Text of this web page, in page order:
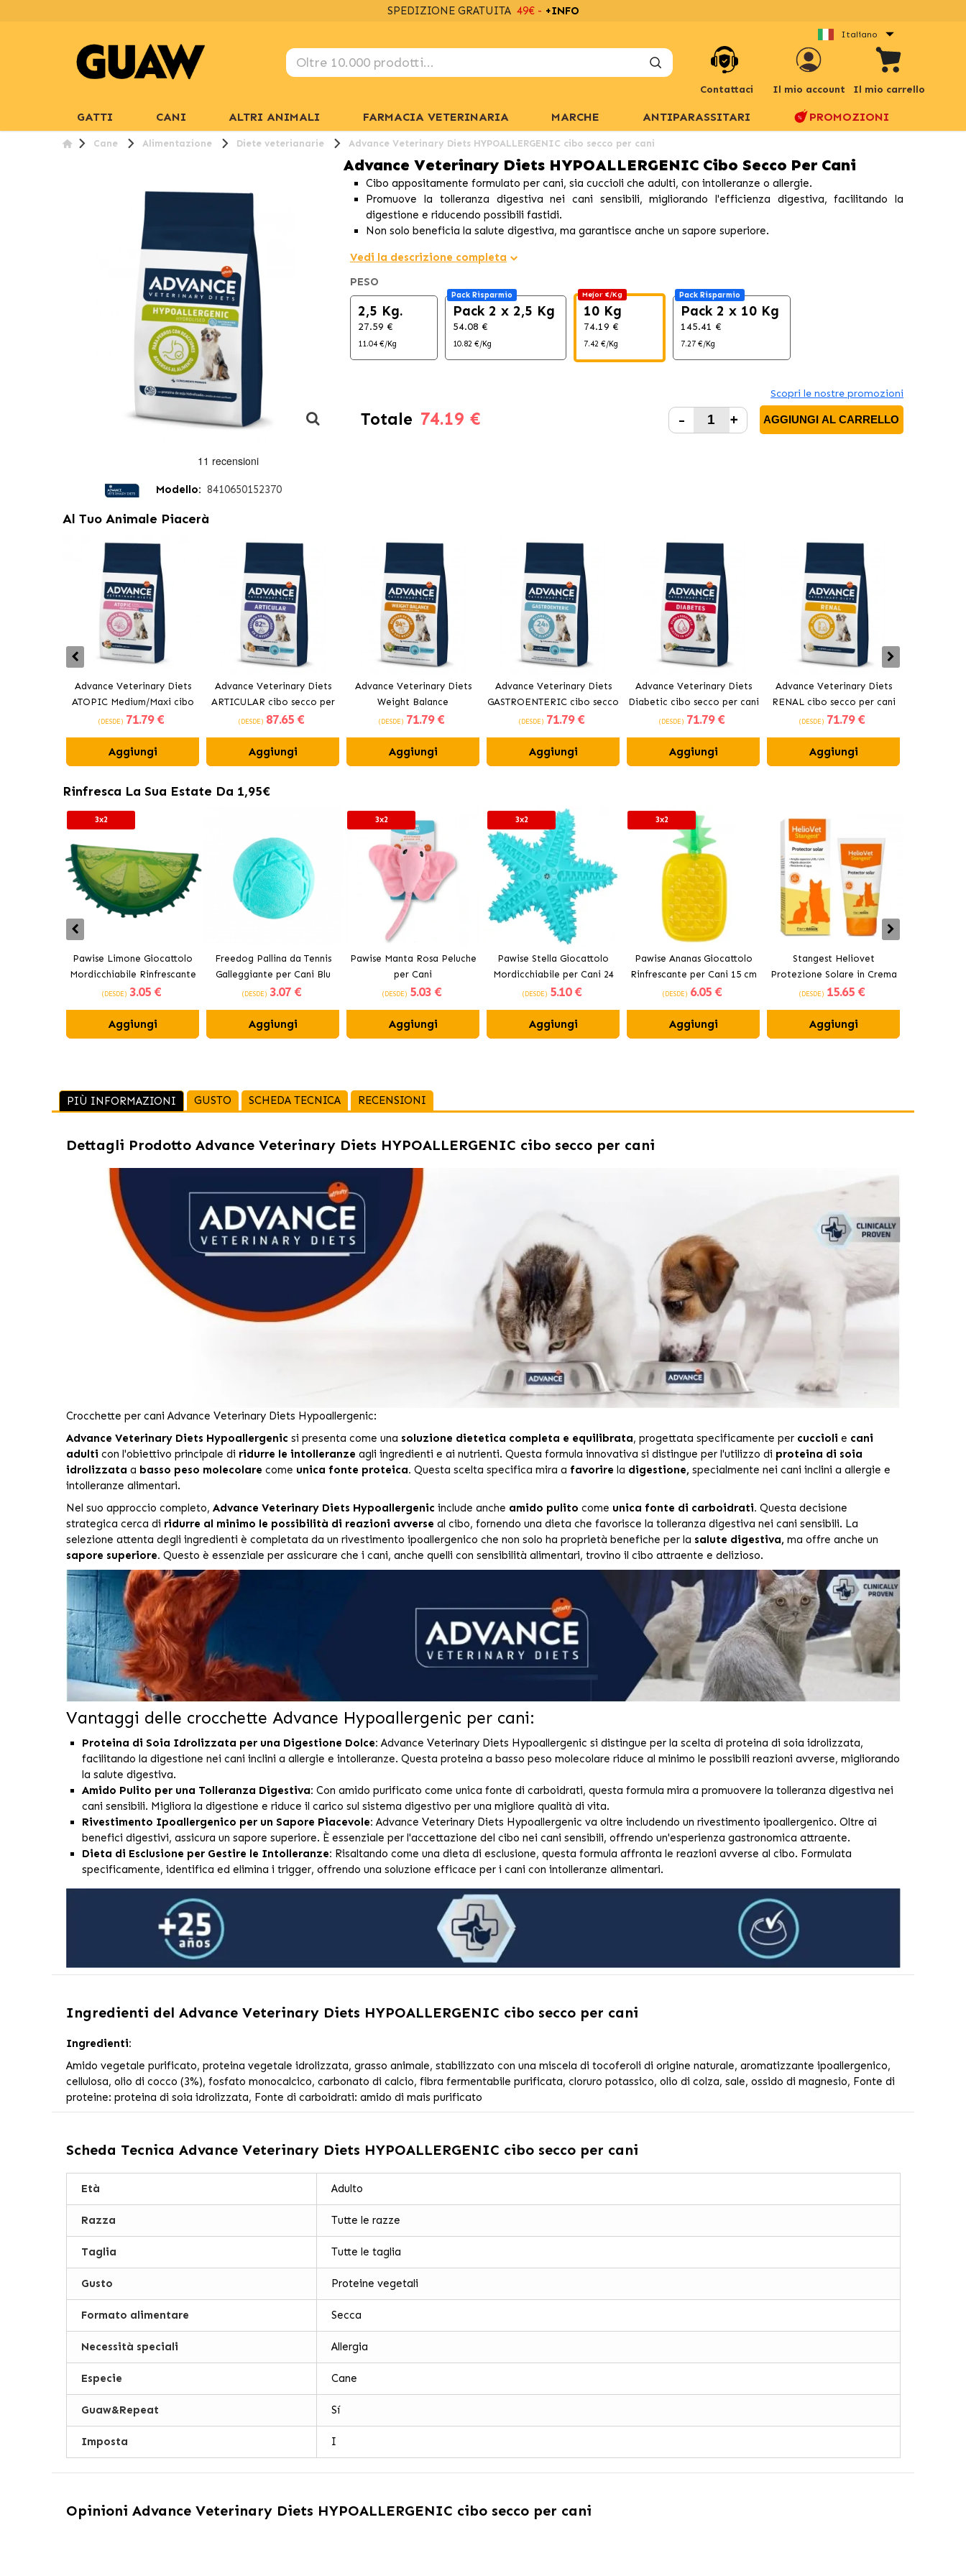
SPEDIZIONE GRATUITA 49€ - +INFO
Italiano
Contattaci Il mio account Il mio carrello
GATTI CANI ALTRI ANIMALI FARMACIA VETERINARIA MARCHE ANTIPARASSITARI PROMOZIONI
Cane Alimentazione Diete veterianarie Advance Veterinary Diets HYPOALLERGENIC cibo secco per cani
Advance Veterinary Diets HYPOALLERGENIC Cibo Secco Per Cani
Modello: 8410650152370
Cibo appositamente formulato per cani, sia cuccioli che adulti, con intolleranze o allergie.
Promuove la tolleranza digestiva nei cani sensibili, migliorando l'efficienza digestiva, facilitando la
digestione e riducendo possibili fastidi.
Non solo beneficia la salute digestiva, ma garantisce anche un sapore superiore.
Vedi la descrizione completa
PESO
2,5 Kg.
27.59 €
11.04 €/Kg
Pack Risparmio
Pack 2 x 2,5 Kg
54.08 €
10.82 €/Kg
Mejor €/Kg
10 Kg
74.19 €
7.42 €/Kg
Pack Risparmio
Pack 2 x 10 Kg
145.41 €
7.27 €/Kg
Scopri le nostre promozioni
Totale 74.19 € - + AGGIUNGI AL CARRELLO
Al Tuo Animale Piacerà
Advance Veterinary Diets
ATOPIC Medium/Maxi cibo
secco per cani
(DESDE) 71.79 €
Aggiungi
Advance Veterinary Diets
ARTICULAR cibo secco per
cani
(DESDE) 87.65 €
Aggiungi
Advance Veterinary Diets
Weight Balance
Medium/Maxi cibo secco per
(DESDE) 71.79 €
Aggiungi
Advance Veterinary Diets
GASTROENTERIC cibo secco
per cani
(DESDE) 71.79 €
Aggiungi
Advance Veterinary Diets
Diabetic cibo secco per cani
(DESDE) 71.79 €
Aggiungi
Advance Veterinary Diets
RENAL cibo secco per cani
(DESDE) 71.79 €
Aggiungi
Rinfresca La Sua Estate Da 1,95€
3x2
Pawise Limone Giocattolo
Mordicchiabile Rinfrescante
per Cani 12 cm
(DESDE) 3.05 €
Aggiungi
Freedog Pallina da Tennis
Galleggiante per Cani Blu
(DESDE) 3.07 €
Aggiungi
3x2
Pawise Manta Rosa Peluche
per Cani
(DESDE) 5.03 €
Aggiungi
3x2
Pawise Stella Giocattolo
Mordicchiabile per Cani 24
cm
(DESDE) 5.10 €
Aggiungi
3x2
Pawise Ananas Giocattolo
Rinfrescante per Cani 15 cm
(DESDE) 6.05 €
Aggiungi
Stangest Heliovet
Protezione Solare in Crema
per Cani e Gatti SPF 50+
(DESDE) 15.65 €
Aggiungi
PIÙ INFORMAZIONI GUSTO SCHEDA TECNICA RECENSIONI
Dettagli Prodotto Advance Veterinary Diets HYPOALLERGENIC cibo secco per cani
Crocchette per cani Advance Veterinary Diets Hypoallergenic:
Advance Veterinary Diets Hypoallergenic si presenta come una soluzione dietetica completa e equilibrata, progettata specificamente per cuccioli e cani
adulti con l'obiettivo principale di ridurre le intolleranze agli ingredienti e ai nutrienti. Questa formula innovativa si distingue per l'utilizzo di proteina di soia
idrolizzata a basso peso molecolare come unica fonte proteica. Questa scelta specifica mira a favorire la digestione, specialmente nei cani inclini a allergie e
intolleranze alimentari.
Nel suo approccio completo, Advance Veterinary Diets Hypoallergenic include anche amido pulito come unica fonte di carboidrati. Questa decisione
strategica cerca di ridurre al minimo le possibilità di reazioni avverse al cibo, fornendo una dieta che favorisce la tolleranza digestiva nei cani sensibili. La
selezione attenta degli ingredienti è completata da un rivestimento ipoallergenico che non solo ha proprietà benefiche per la salute digestiva, ma offre anche un
sapore superiore. Questo è essenziale per assicurare che i cani, anche quelli con sensibilità alimentari, trovino il cibo attraente e delizioso.
Vantaggi delle crocchette Advance Hypoallergenic per cani:
Proteina di Soia Idrolizzata per una Digestione Dolce: Advance Veterinary Diets Hypoallergenic si distingue per la scelta di proteina di soia idrolizzata,
facilitando la digestione nei cani inclini a allergie e intolleranze. Questa proteina a basso peso molecolare riduce al minimo le possibili reazioni avverse, migliorando
la salute digestiva.
Amido Pulito per una Tolleranza Digestiva: Con amido purificato come unica fonte di carboidrati, questa formula mira a promuovere la tolleranza digestiva nei
cani sensibili. Migliora la digestione e riduce il carico sul sistema digestivo per una migliore qualità di vita.
Rivestimento Ipoallergenico per un Sapore Piacevole: Advance Veterinary Diets Hypoallergenic va oltre includendo un rivestimento ipoallergenico. Oltre ai
benefici digestivi, assicura un sapore superiore. È essenziale per l'accettazione del cibo nei cani sensibili, offrendo un'esperienza gastronomica attraente.
Dieta di Esclusione per Gestire le Intolleranze: Risaltando come una dieta di esclusione, questa formula affronta le reazioni avverse al cibo. Formulata
specificamente, identifica ed elimina i trigger, offrendo una soluzione efficace per i cani con intolleranze alimentari.
Ingredienti del Advance Veterinary Diets HYPOALLERGENIC cibo secco per cani
Ingredienti:
Amido vegetale purificato, proteina vegetale idrolizzata, grasso animale, stabilizzato con una miscela di tocoferoli di origine naturale, aromatizzante ipoallergenico,
cellulosa, olio di cocco (3%), fosfato monocalcico, carbonato di calcio, fibra fermentabile purificata, cloruro potassico, olio di colza, sale, ossido di magnesio, Fonte di
proteine: proteina di soia idrolizzata, Fonte di carboidrati: amido di mais purificato
Scheda Tecnica Advance Veterinary Diets HYPOALLERGENIC cibo secco per cani
Età Adulto
Razza Tutte le razze
Taglia Tutte le taglia
Gusto Proteine vegetali
Formato alimentare Secca
Necessità speciali Allergia
Especie Cane
Guaw&Repeat Sí
Imposta I
Opinioni Advance Veterinary Diets HYPOALLERGENIC cibo secco per cani